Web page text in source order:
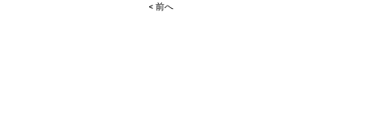
Post
< 前へ